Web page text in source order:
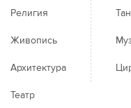
Религия
Живопись
Архитектура
Театр